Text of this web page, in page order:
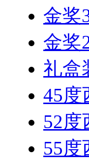
金奖
金奖
礼盒
45度
52度
55度